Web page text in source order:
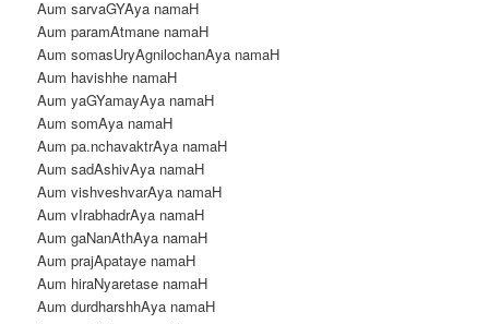
Aum sarvaGYAya namaH
Aum paramAtmane namaH
Aum somasUryAgnilochanAya namaH
Aum havishhe namaH
Aum yaGYamayAya namaH
Aum somAya namaH
Aum pa.nchavaktrAya namaH
Aum sadAshivAya namaH
Aum vishveshvarAya namaH
Aum vIrabhadrAya namaH
Aum gaNanAthAya namaH
Aum prajApataye namaH
Aum hiraNyaretase namaH
Aum durdharshhAya namaH